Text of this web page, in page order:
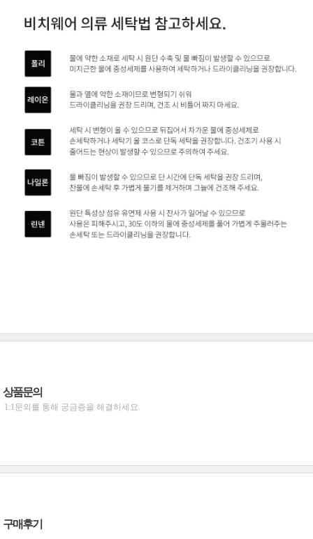
상품문의
1:1문의를 통해 궁금증을 해결하세요.
구매후기